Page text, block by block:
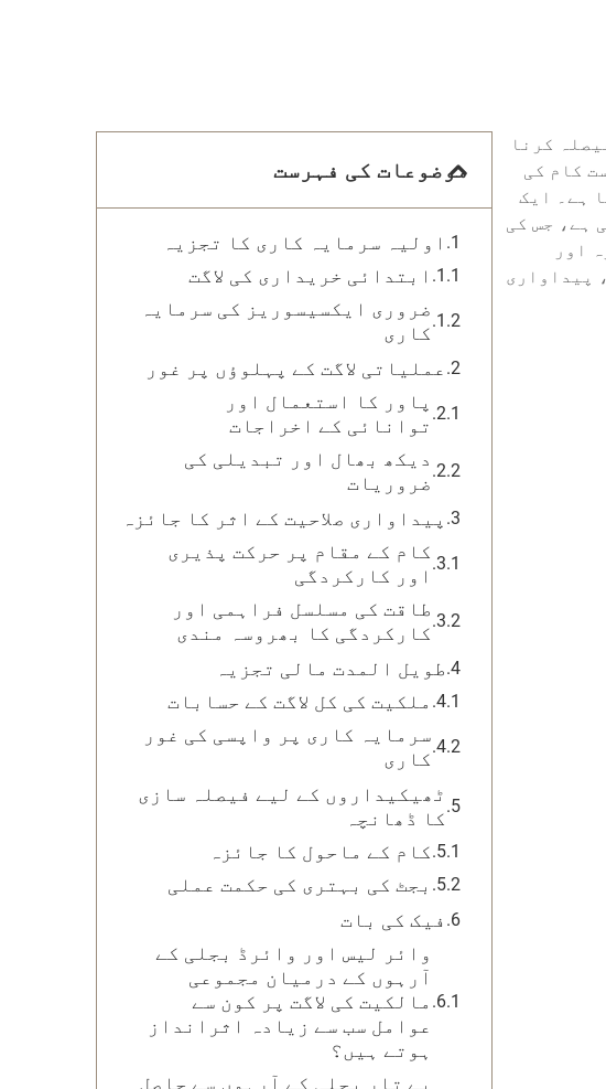
کرنا
کام کی
ہے۔ ایک
ہے، جس کی
اور
پیداواری
موضوعات کی فہرست
اولیہ سرمایہ کاری کا تجزیہ
ابتدائی خریداری کی لاگت
ضروری ایکسیسوریز کی سرمایہ
کاری
عملیاتی لاگت کے پہلوؤں پر غور
پاور کا استعمال اور
توانائی کے اخراجات
دیکھ بھال اور تبدیلی کی
ضروریات
پیداواری صلاحیت کے اثر کا جائزہ
کام کے مقام پر حرکت پذیری
اور کارکردگی
طاقت کی مسلسل فراہمی اور
کارکردگی کا بھروسہ مندی
طویل المدت مالی تجزیہ
ملکیت کی کل لاگت کے حسابات
سرمایہ کاری پر واپسی کی غور
کاری
ٹھیکیداروں کے لیے فیصلہ سازی
کا ڈھانچہ
کام کے ماحول کا جائزہ
بجٹ کی بہتری کی حکمت عملی
فیک کی بات
وائر لیس اور وائرڈ بجلی کے
آرہوں کے درمیان مجموعی
مالکیت کی لاگت پر کون سے
عوامل سب سے زیادہ اثرانداز
ہوتے ہیں؟
بے تار بجلی کے آرہوں سے حاصل